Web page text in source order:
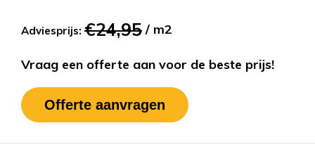
Adviesprijs: €24,95 / m2
Vraag een offerte aan voor de beste prijs!
Offerte aanvragen